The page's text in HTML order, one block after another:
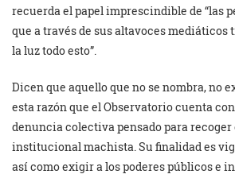
recuerda el papel imprescindible de “las
que a través de sus altavoces mediáticos
la luz todo esto”.
Dicen que aquello que no se nombra, no
esta razón que el Observatorio cuenta
denuncia colectiva pensado para
institucional machista. Su finalidad es
así como exigir a los poderes públicos e